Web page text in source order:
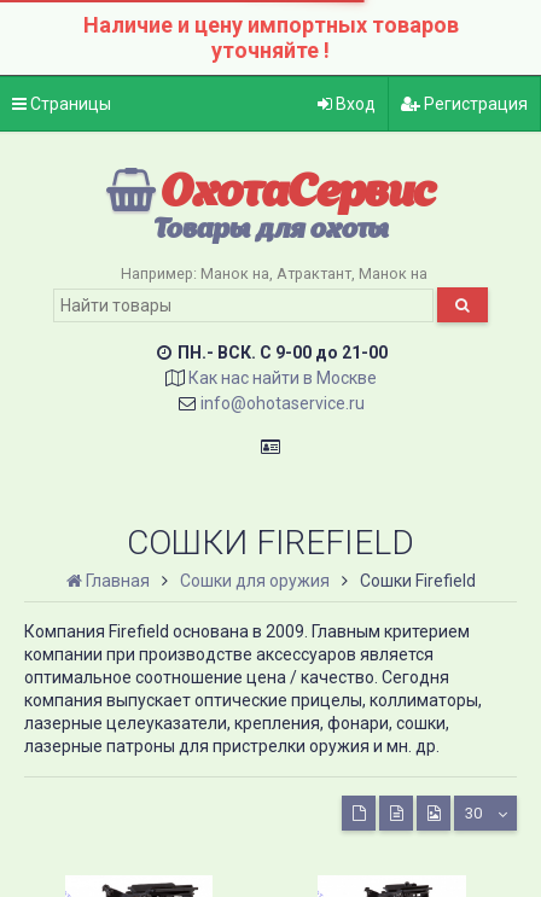
Наличие и цену импортных товаров
уточняйте !
Страницы Вход Регистрация
ОхотаСервис
Товары для охоты
Например: Манок на Атрактант Манок на
ПН.- ВСК. C 9-00 до 21-00
Как нас найти в Москве
info@ohotaservice.ru
СОШКИ FIREFIELD
Главная Сошки для оружия Сошки Firefield
Компания Firefield основана в 2009. Главным критерием
компании при производстве аксессуаров является
оптимальное соотношение цена / качество. Сегодня
компания выпускает оптические прицелы, коллиматоры,
лазерные целеуказатели, крепления, фонари, сошки,
лазерные патроны для пристрелки оружия и мн. др.
30